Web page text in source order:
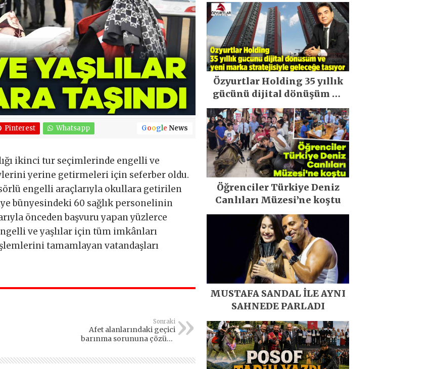
Pinterest Whatsapp Google News
ikinci tur seçimlerinde engelli ve
yerine getirmeleri için seferber oldu.
engelli araçlarıyla okullara getirilen
bünyesindeki 60 sağlık personelinin
önceden başvuru yapan yüzlerce
ve yaşlılar için tüm imkânları
tamamlayan vatandaşları
Sonraki
Afet alanlarındaki geçici
barınma sorununa çözüm:
Özyurtlar Holding 35 yıllık
gücünü dijital dönüşüm ve
yeni marka stratejisiyle
geleceğe taşıyor
Öğrenciler Türkiye Deniz
Canlıları Müzesi’ne koştu
MUSTAFA SANDAL İLE AYNI
SAHNEDE PARLADI